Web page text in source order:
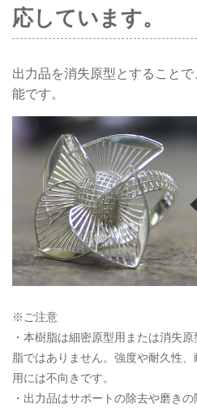
応しています。
出力品を消失原型とすること
能です。
※ご注意
・本樹脂は細密原型用または消失
脂ではありません。強度や耐久性
用には不向きです。
・出力品はサポートの除去や磨き